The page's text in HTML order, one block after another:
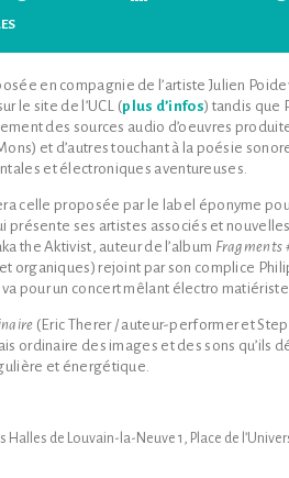
en compagnie de l’artiste Julien
le site de l’UCL (plus d’infos) tandis que
des sources audio d’oeuvres
et d’autres touchant à la poésie
et électroniques aventureuses.
celle proposée par le label éponyme
présente ses artistes associés et
the Aktivist, auteur de l’album Fragments
organiques) rejoint par son complice
pour un concert mêlant électro
(Eric Therer / auteur-performer et
ordinaire des images et des sons qu’ils
et énergétique.
Halles de Louvain-la-Neuve 1, Place de